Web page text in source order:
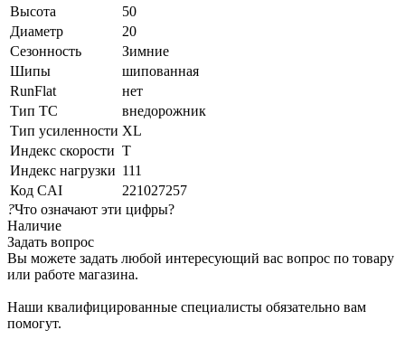
Высота
50
Диаметр
20
Сезонность
Зимние
Шипы
шипованная
RunFlat
нет
Тип ТС
внедорожник
Тип усиленности XL
Индекс скорости T
Индекс нагрузки 111
Код CAI
221027257
?Что означают эти цифры?
Наличие
Задать вопрос
Вы можете задать любой интересующий вас вопрос по товару
или работе магазина.
Наши квалифицированные специалисты обязательно вам
помогут.